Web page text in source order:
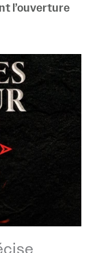
l’ouverture